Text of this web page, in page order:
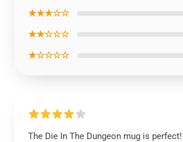
★★★☆☆
★★☆☆☆
★☆☆☆☆
The Die In The Dungeon mug is perfect!